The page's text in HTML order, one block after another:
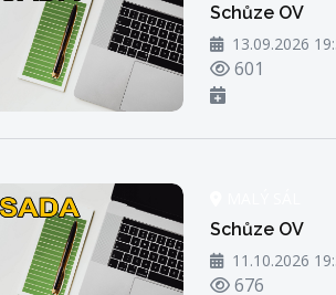
Schůze OV
13.09.2026
Počet
601
Schůze OV
11.10.2026
Počet
676